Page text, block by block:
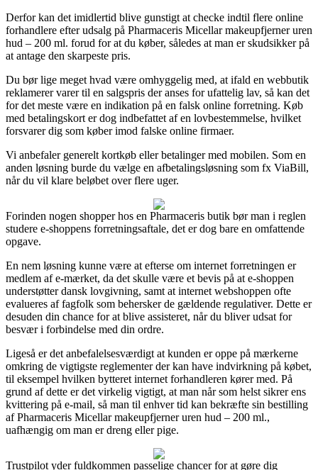
Derfor kan det imidlertid blive gunstigt at checke indtil flere online
forhandlere efter udsalg på Pharmaceris Micellar makeupfjerner uren
hud – 200 ml. forud for at du køber, således at man er skudsikker på
at antage den skarpeste pris.
Du bør lige meget hvad være omhyggelig med, at ifald en webbutik
reklamerer varer til en salgspris der anses for ufattelig lav, så kan det
for det meste være en indikation på en falsk online forretning. Køb
med betalingskort er dog indbefattet af en lovbestemmelse, hvilket
forsvarer dig som køber imod falske online firmaer.
Vi anbefaler generelt kortkøb eller betalinger med mobilen. Som en
anden løsning burde du vælge en afbetalingsløsning som fx ViaBill,
når du vil klare beløbet over flere uger.
Forinden nogen shopper hos en Pharmaceris butik bør man i reglen
studere e-shoppens forretningsaftale, det er dog bare en omfattende
opgave.
En nem løsning kunne være at efterse om internet forretningen er
medlem af e-mærket, da det skulle være et bevis på at e-shoppen
understøtter dansk lovgivning, samt at internet webshoppen ofte
evalueres af fagfolk som behersker de gældende regulativer. Dette er
desuden din chance for at blive assisteret, når du bliver udsat for
besvær i forbindelse med din ordre.
Ligeså er det anbefalelsesværdigt at kunden er oppe på mærkerne
omkring de vigtigste reglementer der kan have indvirkning på købet,
til eksempel hvilken bytteret internet forhandleren kører med. På
grund af dette er det virkelig vigtigt, at man når som helst sikrer ens
kvittering på e-mail, så man til enhver tid kan bekræfte sin bestilling
af Pharmaceris Micellar makeupfjerner uren hud – 200 ml.,
uafhængig om man er dreng eller pige.
Trustpilot yder fuldkommen passelige chancer for at gøre dig